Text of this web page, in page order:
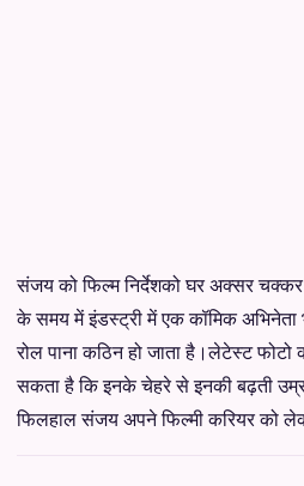
संजय को फिल्म निर्देशको घर अक्सर
के समय में इंडस्ट्री में एक कॉमिक
रोल पाना कठिन हो जाता है।लेटेस्ट
सकता है कि इनके चेहरे से इनकी बढ़ती
फिलहाल संजय अपने फिल्मी करियर को